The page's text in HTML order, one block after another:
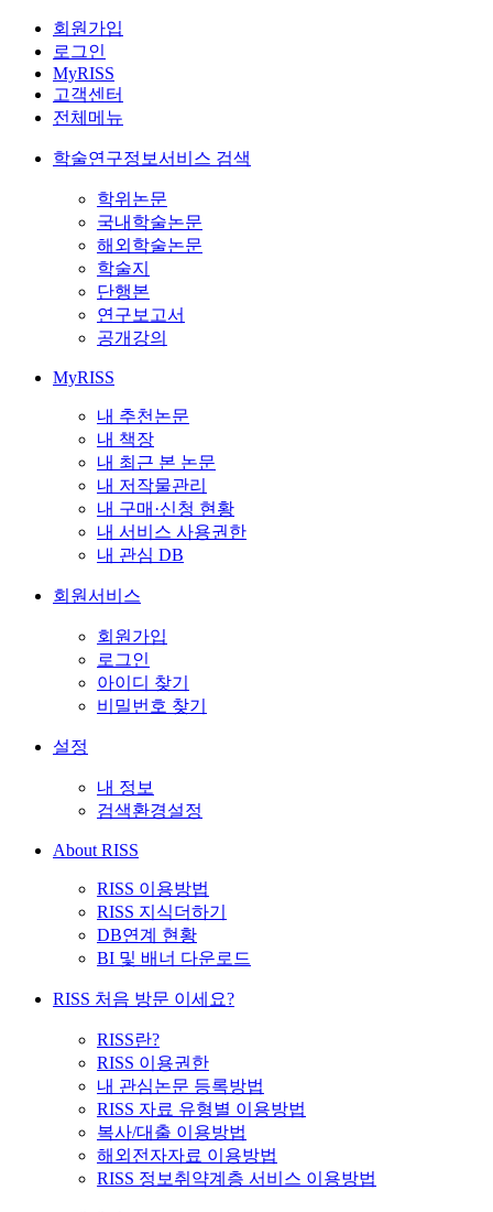
회원가입
로그인
MyRISS
고객센터
전체메뉴
학술연구정보서비스 검색
학위논문
국내학술논문
해외학술논문
학술지
단행본
연구보고서
공개강의
MyRISS
내 추천논문
내 책장
내 최근 본 논문
내 저작물관리
내 구매·신청 현황
내 서비스 사용권한
내 관심 DB
회원서비스
회원가입
로그인
아이디 찾기
비밀번호 찾기
설정
내 정보
검색환경설정
About RISS
RISS 이용방법
RISS 지식더하기
DB연계 현황
BI 및 배너 다운로드
RISS 처음 방문 이세요?
RISS란?
RISS 이용권한
내 관심논문 등록방법
RISS 자료 유형별 이용방법
복사/대출 이용방법
해외전자자료 이용방법
RISS 정보취약계층 서비스 이용방법